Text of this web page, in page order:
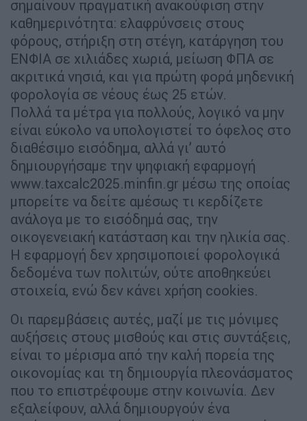
σημαίνουν πραγματική ανακούφιση στην
καθημερινότητα: ελαφρύνσεις στους
φόρους, στήριξη στη στέγη, κατάργηση του
ΕΝΦΙΑ σε χιλιάδες χωριά, μείωση ΦΠΑ σε
ακριτικά νησιά, και για πρώτη φορά μηδενική
φορολογία σε νέους έως 25 ετών.
Πολλά τα μέτρα για πολλούς, λογικό να μην
είναι εύκολο να υπολογιστεί το όφελος στο
διαθέσιμο εισόδημα, αλλά γι’ αυτό
δημιουργήσαμε την ψηφιακή εφαρμογή
www.taxcalc2025.minfin.gr μέσω της οποίας
μπορείτε να δείτε αμέσως τι κερδίζετε
ανάλογα με το εισόδημά σας, την
οικογενειακή κατάσταση και την ηλικία σας.
Η εφαρμογή δεν χρησιμοποιεί φορολογικά
δεδομένα των πολιτών, ούτε αποθηκεύει
στοιχεία, ενώ δεν κάνει χρήση cookies.
Οι παρεμβάσεις αυτές, μαζί με τις μόνιμες
αυξήσεις στους μισθούς και στις συντάξεις,
είναι το μέρισμα από την καλή πορεία της
οικονομίας και τη δημιουργία πλεονάσματος
που το επιστρέφουμε στην κοινωνία. Δεν
εξαλείφουν, αλλά δημιουργούν ένα